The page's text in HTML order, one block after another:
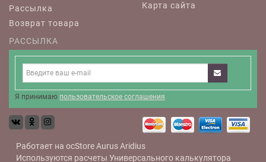
Рассылка
Возврат товара
Карта сайта
РАССЫЛКА
Я принимаю пользовательское соглашения
Работает на ocStoreAurusAridius
Используются расчеты Универсального калькулятора